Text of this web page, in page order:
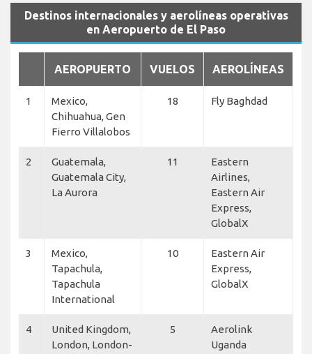
Destinos internacionales y aerolíneas operativas
en Aeropuerto de El Paso
AEROPUERTO VUELOS AEROLÍNEAS
1
Mexico,
Chihuahua, Gen
Fierro Villalobos
18 Fly Baghdad
2
Guatemala,
Guatemala City,
La Aurora
11
Eastern
Airlines,
Eastern Air
Express,
GlobalX
3
Mexico,
Tapachula,
Tapachula
International
10
Eastern Air
Express,
GlobalX
4
United Kingdom,
London, London-
5
Aerolink
Uganda